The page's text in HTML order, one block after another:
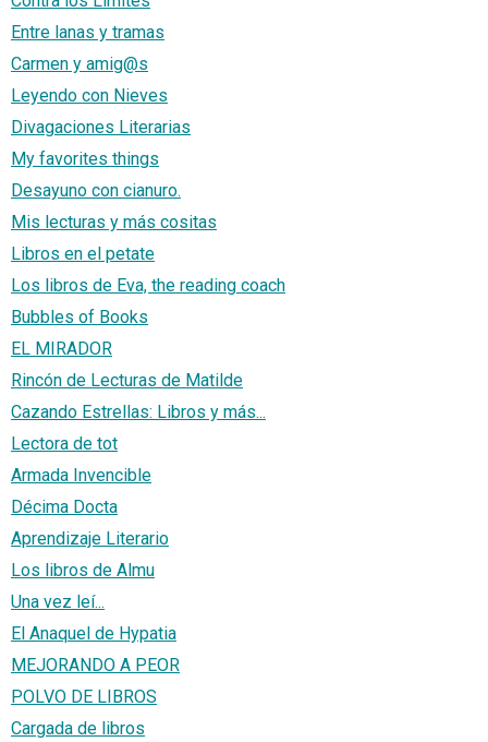
Entre lanas y tramas
Carmen y amig@s
Leyendo con Nieves
Divagaciones Literarias
My favorites things
Desayuno con cianuro.
Mis lecturas y más cositas
Libros en el petate
Los libros de Eva, the reading coach
Bubbles of Books
EL MIRADOR
Rincón de Lecturas de Matilde
Cazando Estrellas: Libros y más...
Lectora de tot
Armada Invencible
Décima Docta
Aprendizaje Literario
Los libros de Almu
Una vez leí...
El Anaquel de Hypatia
MEJORANDO A PEOR
POLVO DE LIBROS
Cargada de libros